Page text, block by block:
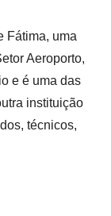
Fátima, uma
Aeroporto,
e é uma das
instituição
técnicos,